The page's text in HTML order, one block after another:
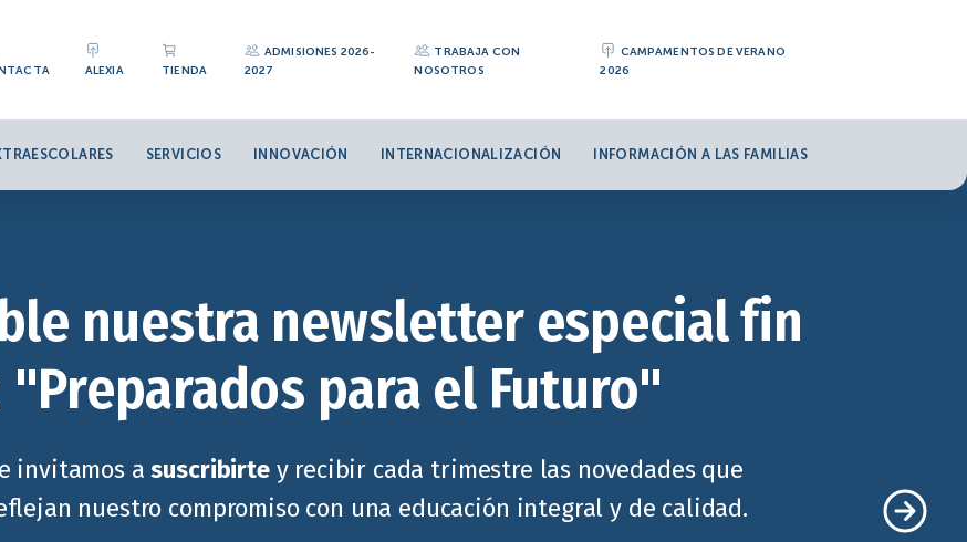
ALEXIA TIENDA
ADMISIONES 2026-
2027
TRABAJA CON
NOSOTROS
CAMPAMENTOS DE VERANO
2026
SERVICIOS INNOVACIÓN INTERNACIONALIZACIÓN INFORMACIÓN A LAS FAMILIAS
nuestra newsletter especial fin
"Preparados para el Futuro"
invitamos asuscribirtey recibir cada trimestre las novedades que
nuestro compromiso con una educación integral y de calidad.